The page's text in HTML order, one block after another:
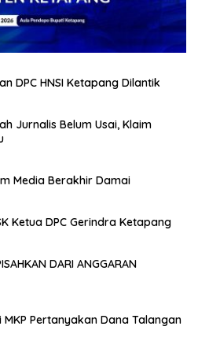
DPC HNSI Ketapang Dilantik
Jurnalis Belum Usai, Klaim
Media Berakhir Damai
Ketua DPC Gerindra Ketapang
DARI ANGGARAN
Pertanyakan Dana Talangan